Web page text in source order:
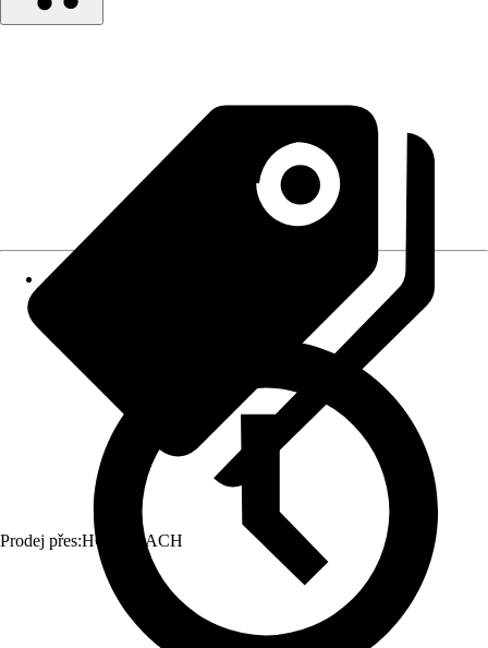
Prodej přes:HORNBACH